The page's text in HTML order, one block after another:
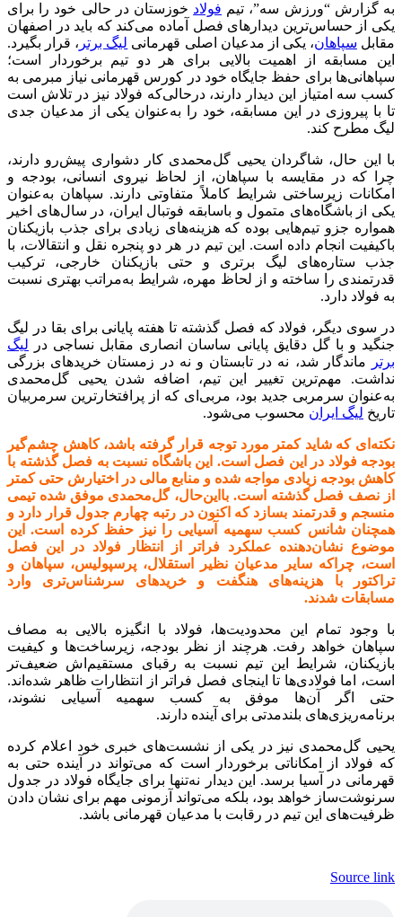
به گزارش “ورزش سه”، تیم فولاد خوزستان در حالی خود را برای
یکی از حساس‌ترین دیدارهای فصل آماده می‌کند که باید در اصفهان
مقابل سپاهان، یکی از مدعیان اصلی قهرمانی لیگ برتر ، قرار بگیرد.
این مسابقه از اهمیت بالایی برای هر دو تیم برخوردار است؛
سپاهانی‌ها برای حفظ جایگاه خود در کورس قهرمانی نیاز مبرمی به
کسب سه امتیاز این دیدار دارند، درحالی‌که فولاد نیز در تلاش است
تا با پیروزی در این مسابقه، خود را به‌عنوان یکی از مدعیان جدی
لیگ مطرح کند.
با این حال، شاگردان یحیی گل‌محمدی کار دشواری پیش‌رو دارند،
چرا که در مقایسه با سپاهان، از لحاظ نیروی انسانی، بودجه و
امکانات زیرساختی شرایط کاملاً متفاوتی دارند. سپاهان به‌عنوان
یکی از باشگاه‌های متمول و باسابقه فوتبال ایران، در سال‌های اخیر
همواره جزو تیم‌هایی بوده که هزینه‌های زیادی برای جذب بازیکنان
باکیفیت انجام داده است. این تیم در هر دو پنجره نقل و انتقالات، با
جذب ستاره‌های لیگ برتری و حتی بازیکنان خارجی، ترکیب
قدرتمندی را ساخته و از لحاظ مهره، شرایط به‌مراتب بهتری نسبت
به فولاد دارد.
در سوی دیگر، فولاد که فصل گذشته تا هفته پایانی برای بقا در لیگ
جنگید و با گل دقایق پایانی ساسان انصاری مقابل نساجی در لیگ
برتر
ماندگار شد، نه در تابستان و نه در زمستان خریدهای بزرگی
نداشت. مهم‌ترین تغییر این تیم، اضافه شدن یحیی گل‌محمدی
به‌عنوان سرمربی جدید بود، مربی‌ای که از پرافتخارترین سرمربیان
تاریخ لیگ ایران محسوب می‌شود.
نکته‌ای که شاید کمتر مورد توجه قرار گرفته باشد، کاهش چشم‌گیر
بودجه فولاد در این فصل است. این باشگاه نسبت به فصل گذشته با
کاهش بودجه زیادی مواجه شده و منابع مالی در اختیارش حتی کمتر
از نصف فصل گذشته است. بااین‌حال، گل‌محمدی موفق شده تیمی
منسجم و قدرتمند بسازد که اکنون در رتبه چهارم جدول قرار دارد و
همچنان شانس کسب سهمیه آسیایی را نیز حفظ کرده است. این
موضوع نشان‌دهنده عملکرد فراتر از انتظار فولاد در این فصل
است، چراکه سایر مدعیان نظیر استقلال، پرسپولیس، سپاهان و
تراکتور با هزینه‌های هنگفت و خریدهای سرشناس‌تری وارد
مسابقات شدند.
با وجود تمام این محدودیت‌ها، فولاد با انگیزه بالایی به مصاف
سپاهان خواهد رفت. هرچند از نظر بودجه، زیرساخت‌ها و کیفیت
بازیکنان، شرایط این تیم نسبت به رقبای مستقیم‌اش ضعیف‌تر
است، اما فولادی‌ها تا اینجای فصل فراتر از انتظارات ظاهر شده‌اند.
حتی اگر آن‌ها موفق به کسب سهمیه آسیایی نشوند،
برنامه‌ریزی‌های بلندمدتی برای آینده دارند.
یحیی گل‌محمدی نیز در یکی از نشست‌های خبری خود اعلام کرده
که فولاد از امکاناتی برخوردار است که می‌تواند در آینده حتی به
قهرمانی در آسیا برسد. این دیدار نه‌تنها برای جایگاه فولاد در جدول
سرنوشت‌ساز خواهد بود، بلکه می‌تواند آزمونی مهم برای نشان دادن
ظرفیت‌های این تیم در رقابت با مدعیان قهرمانی باشد.
Source link